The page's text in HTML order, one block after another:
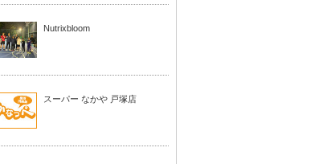
Nutrixbloom
スーパー なかや 戸塚店